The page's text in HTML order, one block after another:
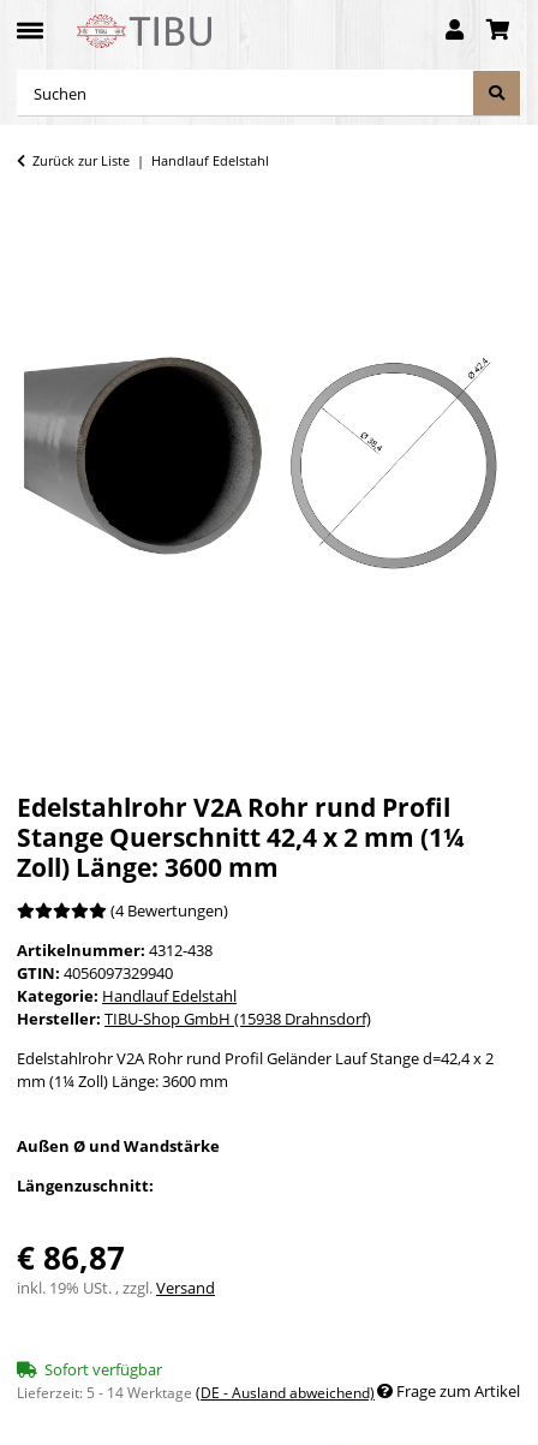
Zurück zur Liste Handlauf Edelstahl
Edelstahlrohr V2A Rohr rund Profil
Stange Querschnitt 42,4 x 2 mm (1¼
Zoll) Länge: 3600 mm
(4 Bewertungen)
Artikelnummer: 4312-438
GTIN: 4056097329940
Kategorie: Handlauf Edelstahl
Hersteller: TIBU-Shop GmbH (15938 Drahnsdorf)
Edelstahlrohr V2A Rohr rund Profil Geländer Lauf Stange d=42,4 x 2
mm (1¼ Zoll) Länge: 3600 mm
Außen Ø und Wandstärke
Längenzuschnitt:
€ 86,87
inkl. 19% USt. , zzgl.Versand
Sofort verfügbar
Lieferzeit: 5 - 14 Werktage (DE - Ausland abweichend) Frage zum Artikel